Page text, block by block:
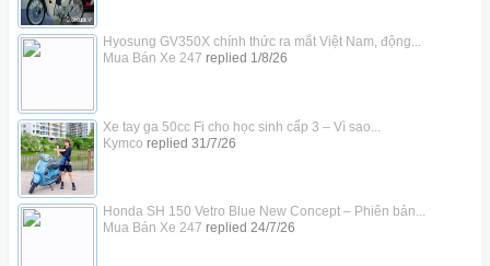
Hyosung GV350X chính thức ra mắt Việt Nam, động...
Mua Bán Xe 247 replied 1/8/26
Xe tay ga 50cc Fi cho học sinh cấp 3 – Vì sao...
Kymco replied 31/7/26
Honda SH 150 Vetro Blue New Concept – Phiên bản...
Mua Bán Xe 247 replied 24/7/26